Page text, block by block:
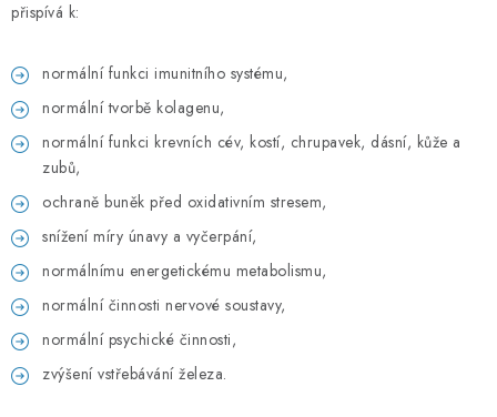
přispívá k:
normální funkci imunitního systému,
normální tvorbě kolagenu,
normální funkci krevních cév, kostí, chrupavek, dásní, kůže a
zubů,
ochraně buněk před oxidativním stresem,
snížení míry únavy a vyčerpání,
normálnímu energetickému metabolismu,
normální činnosti nervové soustavy,
normální psychické činnosti,
zvýšení vstřebávání železa.